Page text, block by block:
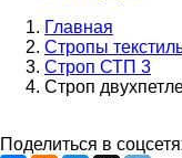
Строка
навигации
Главная
Стропы
Строп СТП 3
Строп
Поделиться в